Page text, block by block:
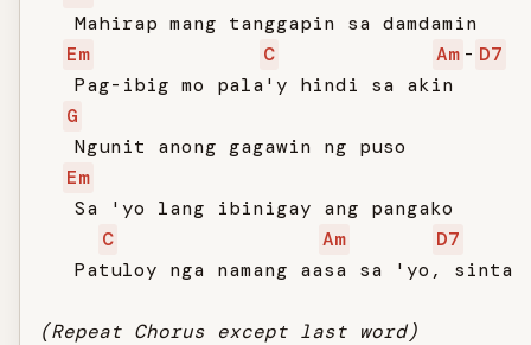
   Mahirap mang tanggapin sa damdamin
Em
C Am - D7
   Pag-ibig mo pala'y hindi sa akin
G
   Ngunit anong gagawin ng puso
Em
   Sa 'yo lang ibinigay ang pangako
C
Am
D7
   Patuloy nga namang aasa sa 'yo, sinta
(Repeat Chorus except last word)